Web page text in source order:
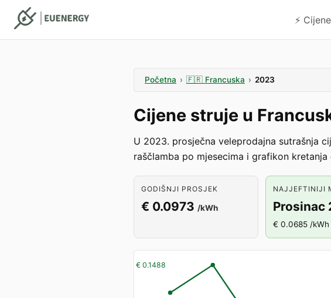
⚡️
Početna › 🇫🇷 Francuska › 2023
Cijene struje u
U 2023. prosječna veleprodajna sutrašnja
raščlamba po mjesecima i grafikon kretanja
GODIŠNJI PROSJEK
€ 0.0973 /kWh
NAJJEFTINIJI
Prosinac
€ 0.0685 /kWh
€ 0.1488